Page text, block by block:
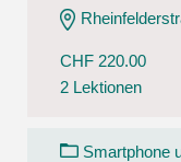
CHF 220.00
2 Lektionen
Smartphone